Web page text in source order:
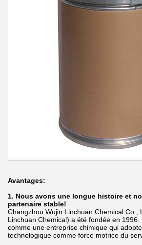
Avantages:
1. Nous avons une longue histoire et
partenaire stable!
Changzhou Wujin Linchuan Chemical Co.,
Linchuan Chemical) a été fondée en 1996.
comme une entreprise chimique qui
technologique comme force motrice du